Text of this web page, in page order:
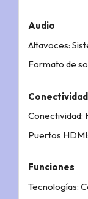
Audio
Altavoces:
Formato de
Conectividad
Conectividad:
Puertos
Funciones
Tecnologías: